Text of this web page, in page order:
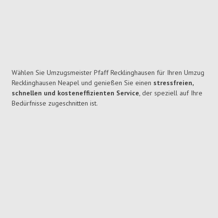
Wählen Sie Umzugsmeister Pfaff Recklinghausen für Ihren Umzug
Recklinghausen Neapel und genießen Sie einen stressfreien,
schnellen und kosteneffizienten Service, der speziell auf Ihre
Bedürfnisse zugeschnitten ist.